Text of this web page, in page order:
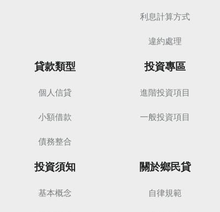
利息計算方式
違約處理
貸款類型
個人信貸
小額借款
債務整合
投資專區
進階投資項目
一般投資項目
投資須知
基本概念
關於鄉民貸
自律規範